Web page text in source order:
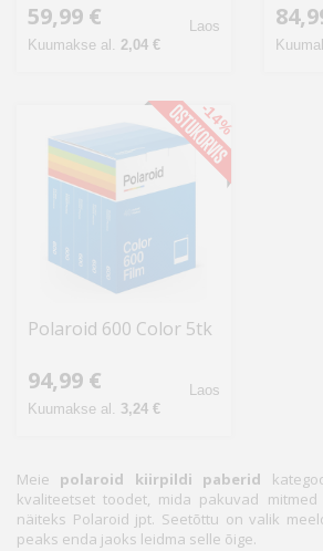
59,99 €
Kuumakse al. 2,04 €
Laos
Polaroid 600 Color 5tk
94,99 €
Kuumakse al. 3,24 €
Laos
-14%
Meie polaroid kiirpildi paberid
kvaliteetset toodet, mida pakuvad
näiteks Polaroid jpt. Seetõttu on valik
peaks enda jaoks leidma selle õige.